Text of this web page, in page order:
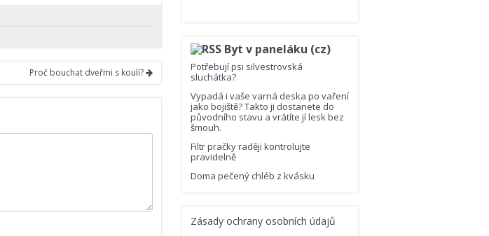
Proč bouchat dveřmi s koulí?
Byt v paneláku (cz)
Potřebují psi silvestrovská
sluchátka?
Vypadá i vaše varná deska po vaření
jako bojiště? Takto ji dostanete do
původního stavu a vrátíte jí lesk bez
šmouh.
Filtr pračky raději kontrolujte
pravidelně
Doma pečený chléb z kvásku
Zásady ochrany osobních údajů